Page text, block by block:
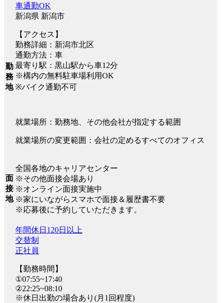
勤
務
地
車通勤OK
新潟県 新潟市
【アクセス】
勤務詳細：新潟市北区
通勤方法：車
最寄り駅：黒山駅から車12分
※構内の無料駐車場利用OK
※バイク通勤不可
就業場所：勤務地、その他会社が指定する範囲
就業場所の変更範囲：会社の定めるすべてのオフィス
面
接
地
全国各地のキャリアセンター
※その他面接会場あり
※オンライン面接実施中
※家にいながらスマホで面接＆履歴書不要
※応募後に予約していただきます。
年間休日120日以上
交替制
正社員
【勤務時間】
①07:55~17:40
②22:25~08:10
※休日出勤の場合あり(月1回程度)